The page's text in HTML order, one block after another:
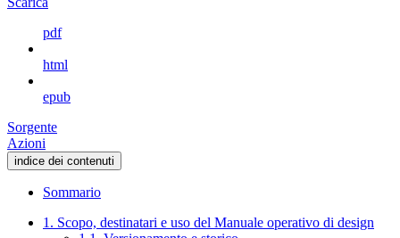
pdf
html
epub
Sorgente
Azioni
indice dei contenuti
Sommario
1. Scopo, destinatari e uso del Manuale operativo di design